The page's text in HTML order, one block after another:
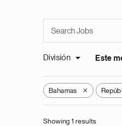
División Este
Bahamas X
Showing 1 results